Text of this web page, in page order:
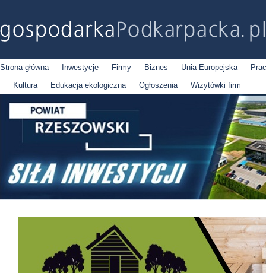
Strona główna Inwestycje Firmy Biznes Unia Europejska
Kultura
Edukacja ekologiczna Ogłoszenia Wizytówki firm